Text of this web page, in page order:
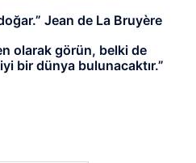
Jean de La Bruyère
olarak görün, belki de
bir dünya bulunacaktır.”